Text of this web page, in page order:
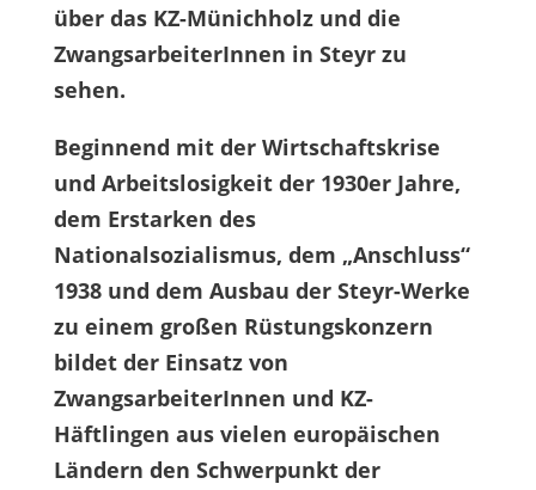
über das KZ-Münichholz und die
ZwangsarbeiterInnen in Steyr zu
sehen.
Beginnend mit der Wirtschaftskrise
und Arbeitslosigkeit der 1930er Jahre,
dem Erstarken des
Nationalsozialismus, dem „Anschluss“
1938 und dem Ausbau der Steyr-Werke
zu einem großen Rüstungskonzern
bildet der Einsatz von
ZwangsarbeiterInnen und KZ-
Häftlingen aus vielen europäischen
Ländern den Schwerpunkt der